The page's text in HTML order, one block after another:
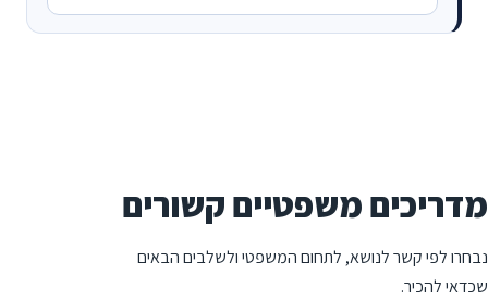
מדריכים משפטיים קשורים
נבחרו לפי קשר לנושא, לתחום המשפטי ולשלבים הבאים
שכדאי להכיר.